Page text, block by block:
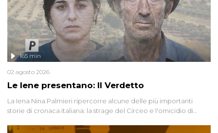
Le Iene presentano: Il Verdetto
165 min
02 agosto 2026
La Iena Nina Palmieri ripercorre alcune delle più importanti
storie di cronaca italiana: la strage del Circeo e l'omicidio di